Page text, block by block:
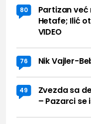
80
Partizan
Hetafe; Ilić
VIDEO
76 Nik Vajler-
49
Zvezda sa
– Pazarci